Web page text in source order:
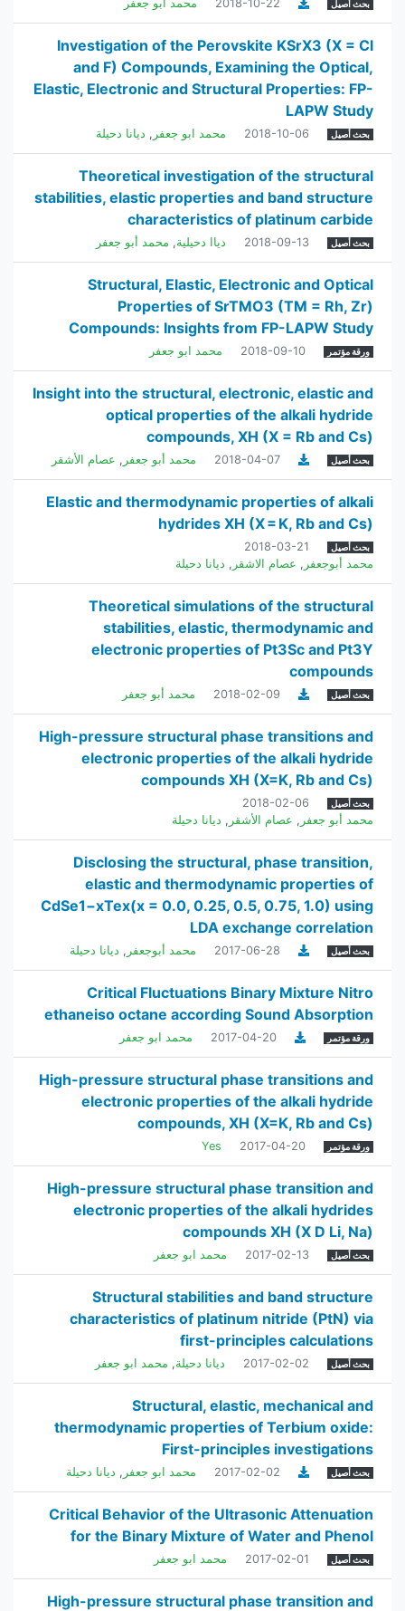
بحث أصيل 2018-10-22 محمد ابو جعفر
Investigation of the Perovskite KSrX3 (X = Cl
and F) Compounds, Examining the Optical,
Elastic, Electronic and Structural Properties: FP-
LAPW Study
بحث أصيل 2018-10-06 محمد ابو جعفر , ديانا دحيلة
Theoretical investigation of the structural
stabilities, elastic properties and band structure
characteristics of platinum carbide
بحث أصيل 2018-09-13 دياا دحيلية, محمد أبو جعفر
Structural, Elastic, Electronic and Optical
Properties of SrTMO3 (TM = Rh, Zr)
Compounds: Insights from FP-LAPW Study
ورقة مؤتمر 2018-09-10 محمد ابو جعفر
Insight into the structural, electronic, elastic and
optical properties of the alkali hydride
compounds, XH (X = Rb and Cs)
بحث أصيل 2018-04-07 محمد أبو جعفر , عصام الأشقر
Elastic and thermodynamic properties of alkali
hydrides XH (X = K, Rb and Cs)
بحث أصيل
2018-03-21
محمد أبوجعفر , عصام الاشقر , ديانا دحيلة
Theoretical simulations of the structural
stabilities, elastic, thermodynamic and
electronic properties of Pt3Sc and Pt3Y
compounds
بحث أصيل 2018-02-09 محمد أبو جعفر
High-pressure structural phase transitions and
electronic properties of the alkali hydride
compounds XH (X=K, Rb and Cs)
بحث أصيل
2018-02-06
محمد أبو جعفر , عصام الأشقر , ديانا دحيلة
Disclosing the structural, phase transition,
elastic and thermodynamic properties of
CdSe1−xTex(x = 0.0, 0.25, 0.5, 0.75, 1.0) using
LDA exchange correlation
بحث أصيل 2017-06-28 محمد أبوجعفر , ديانا دحيلة
Critical Fluctuations Binary Mixture Nitro
ethaneiso octane according Sound Absorption
ورقة مؤتمر 2017-04-20 محمد ابو جعفر
High-pressure structural phase transitions and
electronic properties of the alkali hydride
compounds, XH (X=K, Rb and Cs)
ورقة مؤتمر 2017-04-20
Yes
High-pressure structural phase transition and
electronic properties of the alkali hydrides
compounds XH (X D Li, Na)
بحث أصيل 2017-02-13 محمد ابو جعفر
Structural stabilities and band structure
characteristics of platinum nitride (PtN) via
first-principles calculations
بحث أصيل 2017-02-02 ديانا دحيلة, محمد ابو جعفر
Structural, elastic, mechanical and
thermodynamic properties of Terbium oxide:
First-principles investigations
بحث أصيل 2017-02-02 محمد ابو جعفر , ديانا دحيلة
Critical Behavior of the Ultrasonic Attenuation
for the Binary Mixture of Water and Phenol
بحث أصيل 2017-02-01 محمد ابو جعفر
High-pressure structural phase transition and